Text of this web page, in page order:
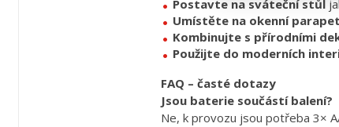
Postavte na sváteční stůl
Umístěte na okenní parapet
Kombinujte s přírodními
Použijte do moderních
FAQ – časté dotazy
Jsou baterie součástí balení?
Ne, k provozu jsou potřeba 3×